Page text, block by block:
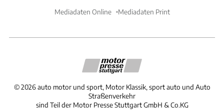
Mediadaten Online Mediadaten Print
©2026 auto motor und sport, Motor Klassik, sport auto und Auto
Straßenverkehr
sind Teil der Motor Presse Stuttgart GmbH & Co.KG